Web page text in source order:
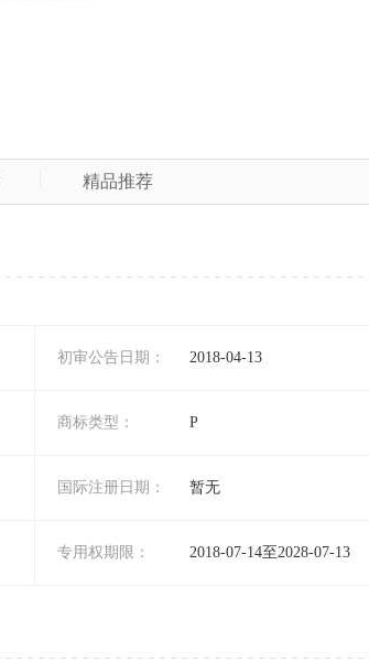
精品推荐
初审公告日期： 2018-04-13
商标类型： P
国际注册日期： 暂无
专用权期限： 2018-07-14至2028-07-13